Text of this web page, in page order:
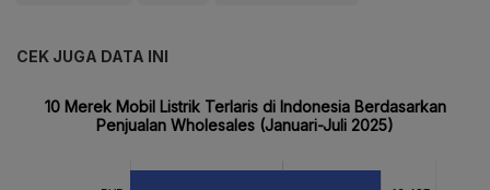
CEK JUGA DATA INI